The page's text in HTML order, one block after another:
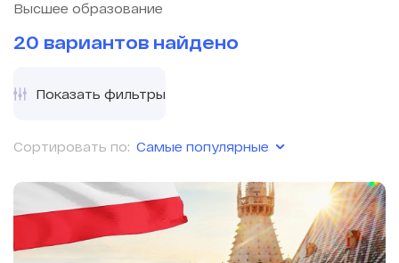
Высшее образование
20 вариантов найдено
Сортировать по: Самые популярные
Показать фильтры